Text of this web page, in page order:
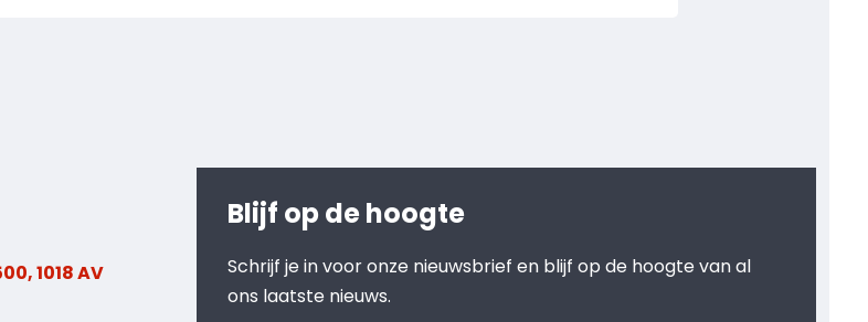
1018 AV
Blijf op de hoogte
Schrijf je in voor onze nieuwsbrief en blijf op de hoogte van al
ons laatste nieuws.